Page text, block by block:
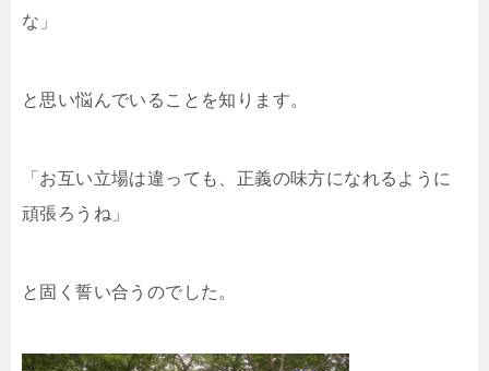
な」
と思い悩んでいることを知ります。
「お互い立場は違っても、正義の味方になれるように
頑張ろうね」
と固く誓い合うのでした。